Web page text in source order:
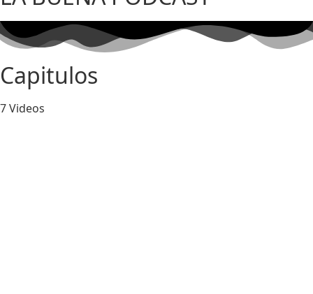
Capitulos
7 Videos